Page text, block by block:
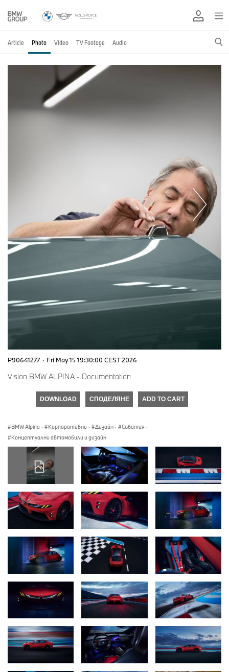
Article Photo Video TV Footage Audio
P90641277 · Fri May 15 19:30:00 CEST 2026
Vision BMW ALPINA - Documentation
DOWNLOAD СПОДЕЛЯНЕ ADD TO CART
BMW Alpina · Корпоративни · Дизайн · Събития ·
Концептуални автомобили и дизайн